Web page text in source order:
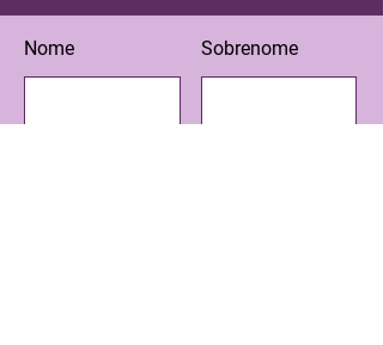
Nome Sobrenome